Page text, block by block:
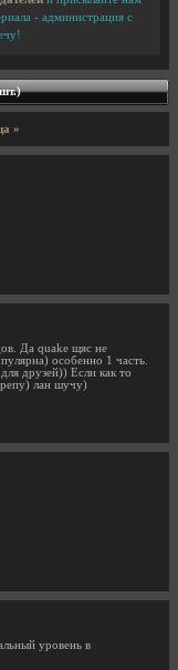
- администрация с
»
Да quake щяс не
особенно 1 часть.
друзей)) Если как то
лан шучу)
уровень в